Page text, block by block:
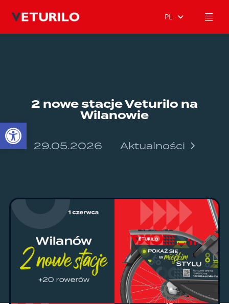
Otwórz pasek narzędzi
PL
2 nowe stacje Veturilo na
Wilanowie
29.05.2026 Aktualności